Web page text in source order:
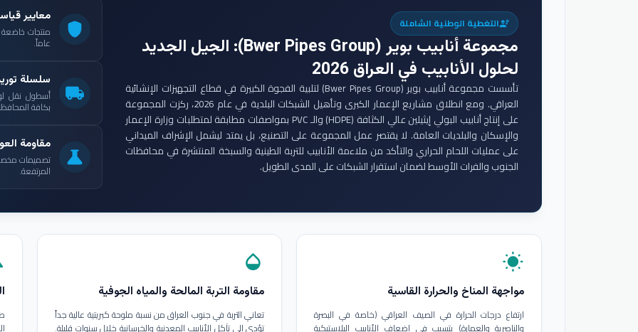
engineeringالتغطية الوطنية الشاملة
مجموعة أنابيب بوير (Bwer Pipes Group)
: الجيل الجديد
لحلول الأنابيب في العراق 2026
تأسست مجموعة أنابيب بوير (Bwer Pipes Group) لتلبية الفجوة الكبيرة في قطاع التجهيزات الإنشائية
العراقي. ومع انطلاق مشاريع الإعمار الكبرى وتأهيل الشبكات البلدية في عام 2026، ركزت المجموعة
على إنتاج أنابيب البولي إيثيلين عالي الكثافة (HDPE) والـ PVC بمواصفات مطابقة لمتطلبات وزارة الإعمار
والإسكان والبلديات العامة. لا يقتصر عمل المجموعة على التصنيع، بل يمتد ليشمل الإشراف الميداني
على عمليات اللحام الحراري والتأكد من ملاءمة الأنابيب للتربة الطينية والسبخة المنتشرة في محافظات
الجنوب والفرات الأوسط لضمان استقرار الشبكات على المدى الطويل.
shield
معايير
عاماً.
local_shipping
سلسلة
أسطول نقل
بكافة
science
مقاومة
تصميمات
المرتفعة.
wb_sunny
مواجهة المناخ والحرارة القاسية
ارتفاع درجات الحرارة في الصيف العراقي (خاصة في البصرة
والناصرية والعمارة) يتسبب في إضعاف الأنابيب البلاستيكية
opacity
مقاومة التربة المالحة والمياه الجوفية
تعاني التربة في جنوب العراق من نسبة ملوحة كبريتية عالية جداً
تؤدي إلى تآكل الأنابيب المعدنية والخرسانية خلال سنوات قليلة.